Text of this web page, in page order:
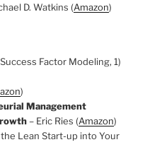
D. Watkins (Amazon)
Factor Modeling, 1)
)
Management
– Eric Ries (Amazon)
Lean Start-up into Your